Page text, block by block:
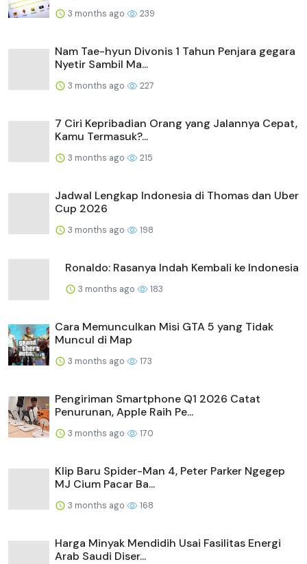
3 months ago 239
Nam Tae-hyun Divonis 1 Tahun Penjara gegara
Nyetir Sambil Ma...
3 months ago 227
7 Ciri Kepribadian Orang yang Jalannya Cepat,
Kamu Termasuk?...
3 months ago 215
Jadwal Lengkap Indonesia di Thomas dan Uber
Cup 2026
3 months ago 198
Ronaldo: Rasanya Indah Kembali ke Indonesia
3 months ago 183
Cara Memunculkan Misi GTA 5 yang Tidak
Muncul di Map
3 months ago 173
Pengiriman Smartphone Q1 2026 Catat
Penurunan, Apple Raih Pe...
3 months ago 170
Klip Baru Spider-Man 4, Peter Parker Ngegep
MJ Cium Pacar Ba...
3 months ago 168
Harga Minyak Mendidih Usai Fasilitas Energi
Arab Saudi Diser...